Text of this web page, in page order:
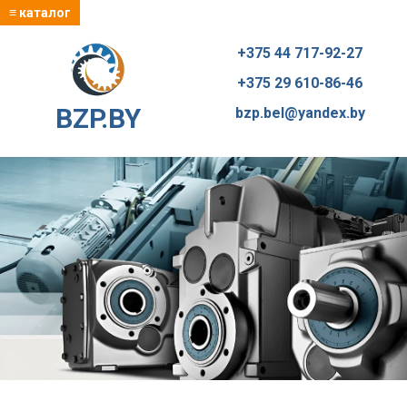
≡ каталог
BZP.BY
+375 44 717-92-27
+375 29 610-86-46
bzp.bel@yandex.by